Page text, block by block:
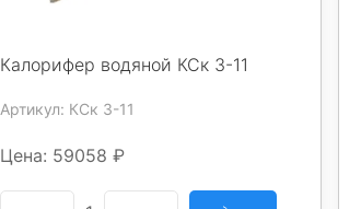
Калорифер водяной КСк 3-11
Артикул: КСк 3-11
Цена: 59058 ₽